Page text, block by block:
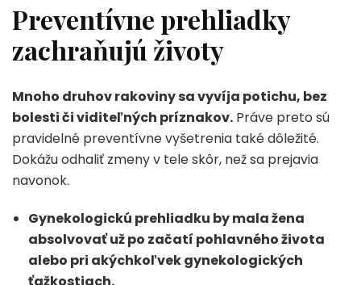
Preventívne prehliadky
zachraňujú životy
Mnoho druhov rakoviny sa vyvíja potichu, bez
bolesti či viditeľných príznakov. Práve preto sú
pravidelné preventívne vyšetrenia také dôležité.
Dokážu odhaliť zmeny v tele skôr, než sa prejavia
navonok.
Gynekologickú prehliadku by mala žena
absolvovať už po začatí pohlavného života
alebo pri akýchkoľvek gynekologických